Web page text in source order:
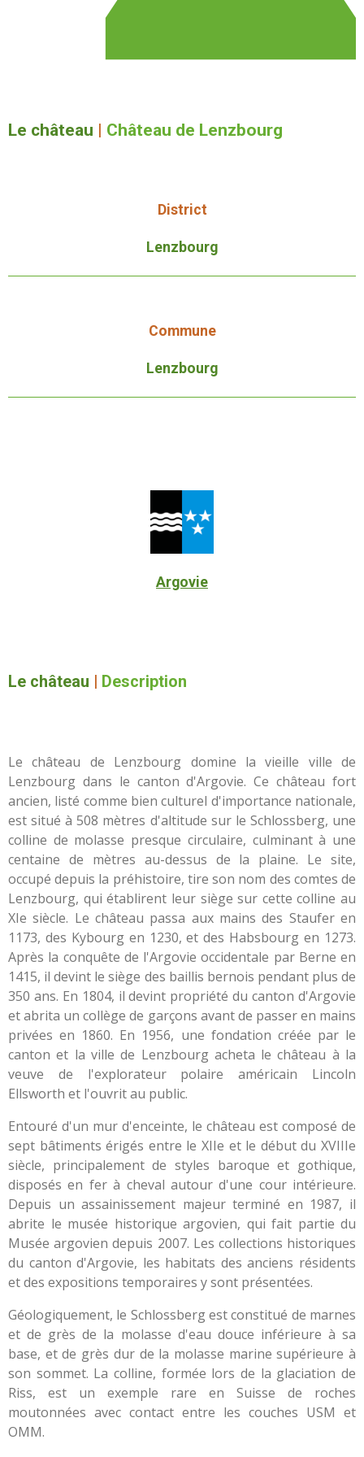
Le château | Château de Lenzbourg
District
Lenzbourg
Commune
Lenzbourg
Argovie
Le château Description
Le château de Lenzbourg domine la vieille ville de
Lenzbourg dans le canton d'Argovie. Ce château fort
ancien, listé comme bien culturel d'importance nationale,
est situé à 508 mètres d'altitude sur le Schlossberg, une
colline de molasse presque circulaire, culminant à une
centaine de mètres au-dessus de la plaine. Le site,
occupé depuis la préhistoire, tire son nom des comtes de
Lenzbourg, qui établirent leur siège sur cette colline au
XIe siècle. Le château passa aux mains des Staufer en
1173, des Kybourg en 1230, et des Habsbourg en 1273.
Après la conquête de l'Argovie occidentale par Berne en
1415, il devint le siège des baillis bernois pendant plus de
350 ans. En 1804, il devint propriété du canton d'Argovie
et abrita un collège de garçons avant de passer en mains
privées en 1860. En 1956, une fondation créée par le
canton et la ville de Lenzbourg acheta le château à la
veuve de l'explorateur polaire américain Lincoln
Ellsworth et l'ouvrit au public.
Entouré d'un mur d'enceinte, le château est composé de
sept bâtiments érigés entre le XIIe et le début du XVIIIe
siècle, principalement de styles baroque et gothique,
disposés en fer à cheval autour d'une cour intérieure.
Depuis un assainissement majeur terminé en 1987, il
abrite le musée historique argovien, qui fait partie du
Musée argovien depuis 2007. Les collections historiques
du canton d'Argovie, les habitats des anciens résidents
et des expositions temporaires y sont présentées.
Géologiquement, le Schlossberg est constitué de marnes
et de grès de la molasse d'eau douce inférieure à sa
base, et de grès dur de la molasse marine supérieure à
son sommet. La colline, formée lors de la glaciation de
Riss, est un exemple rare en Suisse de roches
moutonnées avec contact entre les couches USM et
OMM.